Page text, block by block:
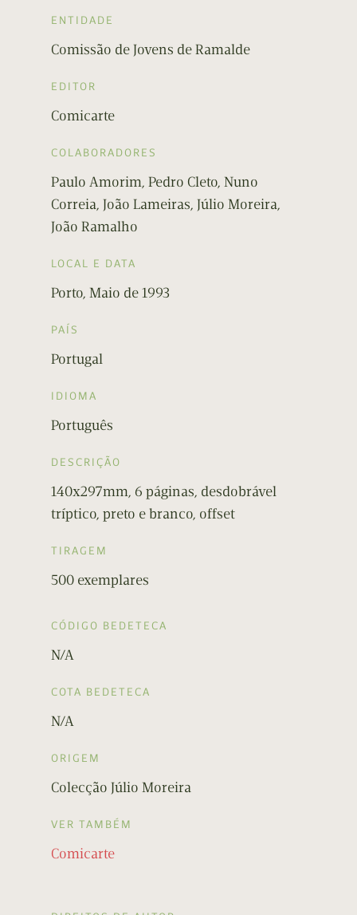
ENTIDADE
Comissão de Jovens de Ramalde
EDITOR
Comicarte
COLABORADORES
Paulo Amorim, Pedro Cleto, Nuno
Correia, João Lameiras, Júlio Moreira,
João Ramalho
LOCAL E DATA
Porto, Maio de 1993
PAÍS
Portugal
IDIOMA
Português
DESCRIÇÃO
140x297mm, 6 páginas, desdobrável
tríptico, preto e branco, offset
TIRAGEM
500 exemplares
CÓDIGO BEDETECA
N/A
COTA BEDETECA
N/A
ORIGEM
Colecção Júlio Moreira
VER TAMBÉM
Comicarte